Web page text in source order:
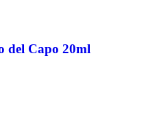
del Capo 20ml